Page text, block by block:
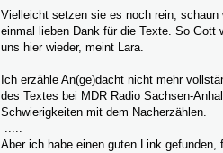
Vielleicht setzen sie es noch rein, schaun
einmal lieben Dank für die Texte. So Gott
uns hier wieder, meint Lara.
Ich erzähle An(ge)dacht nicht mehr
des Textes bei MDR Radio Sachsen-
Schwierigkeiten mit dem Nacherzählen.
.....
Aber ich habe einen guten Link gefunden,